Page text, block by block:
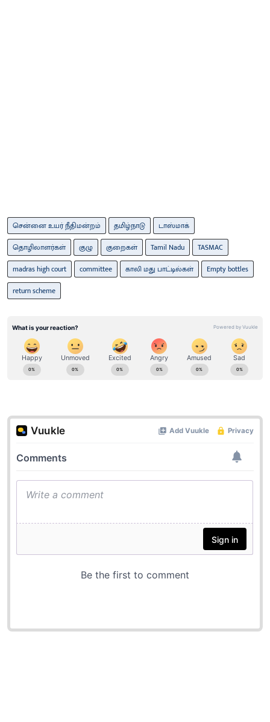
சென்னை உயர் நீதிமன்றம் தமிழ்நாடு
டாஸ்மாக்
தொழிலாளர்கள்
குழு குறைகள் Tamil Nadu
TASMAC
madras high court
committee காலி மது பாட்டில்கள்
Empty bottles
return scheme